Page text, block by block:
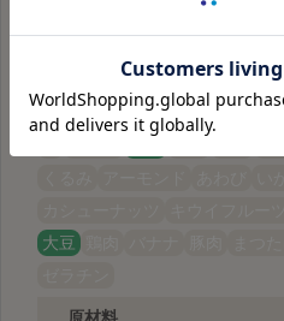
びそれに準ずるもの）※アレル
ご覧下さい。
大豆